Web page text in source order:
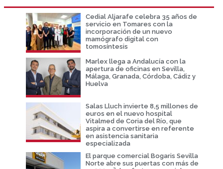
Cedial Aljarafe celebra 35 años de
servicio en Tomares con la
incorporación de un nuevo
mamógrafo digital con
tomosíntesis
Marlex llega a Andalucía con la
apertura de oficinas en Sevilla,
Málaga, Granada, Córdoba, Cádiz y
Huelva
Salas Lluch invierte 8,5 millones de
euros en el nuevo hospital
Vitalmed de Coria del Río, que
aspira a convertirse en referente
en asistencia sanitaria
especializada
El parque comercial Bogaris Sevilla
Norte abre sus puertas con más de